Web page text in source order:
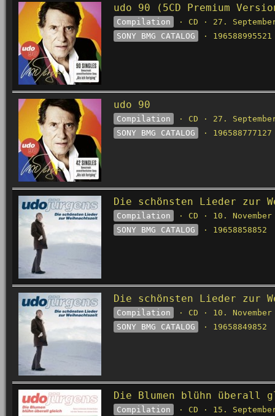
udo 90 (5CD Premium
Compilation
· CD · 27.
SONY BMG CATALOG
· 196588995521
udo 90
Compilation
· CD · 27.
SONY BMG CATALOG
· 196588777127
Die schönsten Lieder zur
Compilation
· CD · 10. November
SONY BMG CATALOG
· 19658858852
Die schönsten Lieder zur
Compilation
· CD · 10. November
SONY BMG CATALOG
· 19658849852
Die Blumen blühn überall
Compilation
· CD · 15.